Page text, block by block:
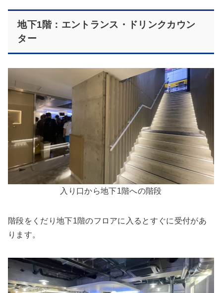
地下1階：エントランス・ドリンクカウン
ター
入り口から地下1階への階段
階段をくだり地下1階のフロアに入るとすぐに受付があ
ります。